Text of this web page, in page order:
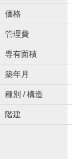
価格
管理費
専有面積
築年月
種別 / 構造
階建